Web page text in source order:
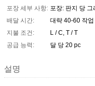
포장 세부 사항: 포장: 판지 당
배달 시간:
대략 40-60 작
지불 조건:
L / C, T / T
공급 능력:
달 당 20 pc
설명